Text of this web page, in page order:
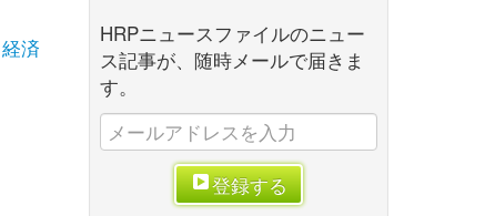
経済
HRPニュースファイルのニュー
ス記事が、随時メールで届きま
す。
登録する